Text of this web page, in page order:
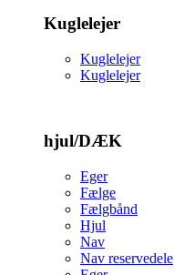
Kuglelejer
Kuglelejer
Kuglelejer
hjul/DÆK
Eger
Fælge
Fælgbånd
Hjul
Nav
Nav reservedele